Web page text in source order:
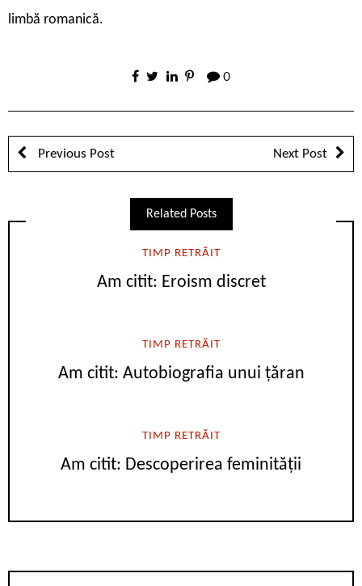
limbă romanică.
0
Previous Post Next Post
Related Posts
TIMP RETRĂIT
Am citit: Eroism discret
TIMP RETRĂIT
Am citit: Autobiografia unui țăran
TIMP RETRĂIT
Am citit: Descoperirea feminității